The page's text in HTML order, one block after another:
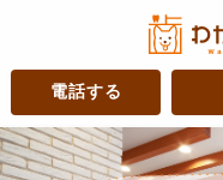
電話する